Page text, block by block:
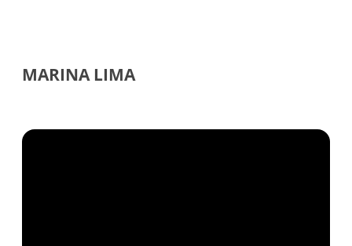
MARINA LIMA